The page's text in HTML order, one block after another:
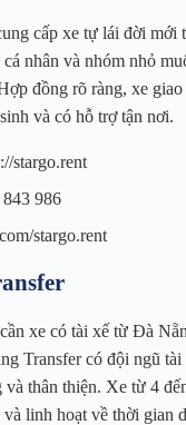
cấp xe tự lái đời mới
nhân và nhóm nhỏ
đồng rõ ràng, xe
và có hỗ trợ tận nơi.
stargo.rent
986
stargo.rent
xe có tài xế từ Đà
Transfer có đội ngũ
và thân thiện. Xe từ 4
và linh hoạt về thời gian